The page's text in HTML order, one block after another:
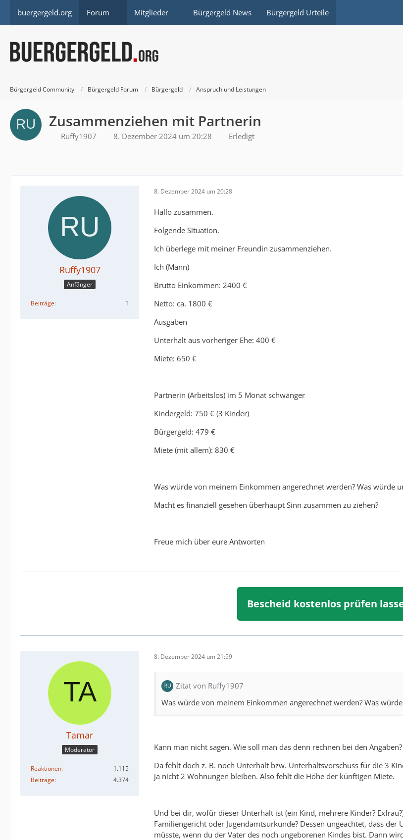
buergergeld.org Forum Mitglieder Bürgergeld News Bürgergeld Urteile
Bürgergeld Community Bürgergeld Forum Bürgergeld Anspruch und Leistungen
Zusammenziehen mit Partnerin
Ruffy1907 8. Dezember 2024 um 20:28 Erledigt
Ruffy1907
Anfänger
Beiträge 1
8. Dezember 2024 um 20:28
Hallo zusammen.
Folgende Situation.
Ich überlege mit meiner Freundin zusammenziehen.
Ich (Mann)
Brutto Einkommen: 2400 €
Netto: ca. 1800 €
Ausgaben
Unterhalt aus vorheriger Ehe: 400 €
Miete: 650 €
Partnerin (Arbeitslos) im 5 Monat schwanger
Kindergeld: 750 € (3 Kinder)
Bürgergeld: 479 €
Miete (mit allem): 830 €
Was würde von meinem Einkommen angerechnet werden? Was würde
Macht es finanziell gesehen überhaupt Sinn zusammen zu ziehen?
Freue mich über eure Antworten
Bescheid kostenlos prüfen
Tamar
Moderator
Reaktionen
1.115
Beiträge
4.374
8. Dezember 2024 um 21:59
Zitat von Ruffy1907
Was würde von meinem Einkommen angerechnet werden? Was
Kann man nicht sagen. Wie soll man das denn rechnen bei den Angaben?
Da fehlt doch z. B. noch Unterhalt bzw. Unterhaltsvorschuss für die 3
ja nicht 2 Wohnungen bleiben. Also fehlt die Höhe der künftigen Miete.
Und bei dir, wofür dieser Unterhalt ist (ein Kind, mehrere Kinder?
Familiengericht oder Jugendamtsurkunde? Dessen ungeachtet, dass
müsste, wenn du der Vater des noch ungeborenen Kindes bist. Dann